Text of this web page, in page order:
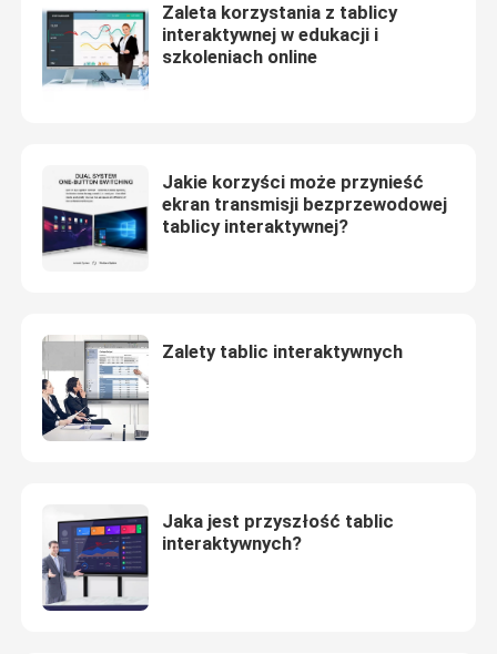
Zaleta korzystania z tablicy
interaktywnej w edukacji i
szkoleniach online
Jakie korzyści może przynieść
ekran transmisji bezprzewodowej
tablicy interaktywnej?
Zalety tablic interaktywnych
Jaka jest przyszłość tablic
interaktywnych?